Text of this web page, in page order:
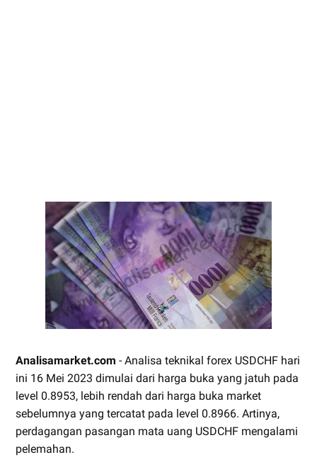
Analisamarket.com - Analisa teknikal forex USDCHF hari
ini 16 Mei 2023 dimulai dari harga buka yang jatuh pada
level 0.8953, lebih rendah dari harga buka market
sebelumnya yang tercatat pada level 0.8966. Artinya,
perdagangan pasangan mata uang USDCHF mengalami
pelemahan.